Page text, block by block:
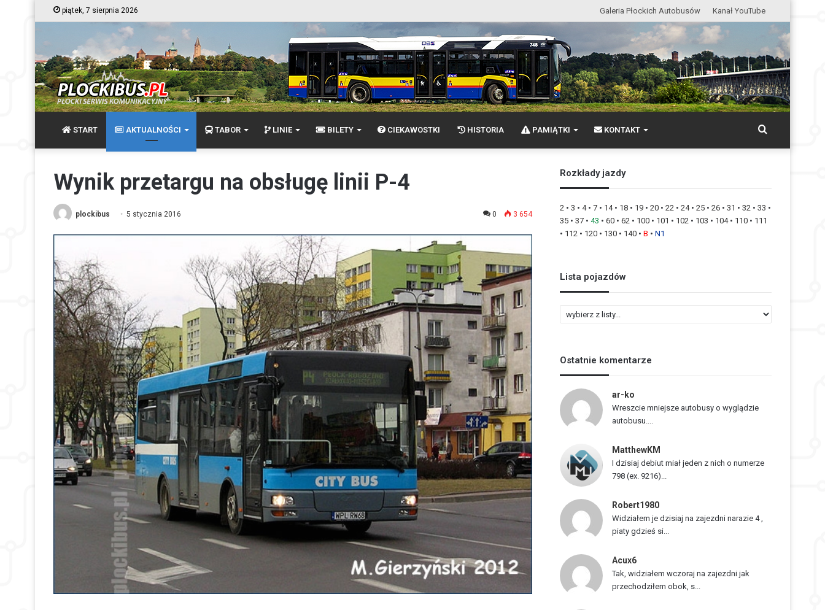
piątek, 7 sierpnia 2026 Galeria Płockich Autobusów Kanał YouTube
START AKTUALNOŚCI TABOR LINIE BILETY CIEKAWOSTKI HISTORIA PAMIĄTKI KONTAKT Wyszukaj
Wynik przetargu na obsługę linii P-4
plockibus 5 stycznia 2016 0 3 654
Rozkłady jazdy
2 •3 •4•7 • 14• 18 • 19 •20 •22 •24•25 •26 •31 •32 •33 •
35 •37 •43 •60 •62 • 100 • 101 • 102 • 103 • 104• 110 • 111
• 112 • 120 • 130 • 140 •B •N1
Lista pojazdów
i
a
p
j
a
Ostatnie komentarze
ar-ko
Wreszcie mniejsze autobusy o wyglądzie
autobusu....
MatthewKM
I dzisiaj debiut miał jeden z nich o numerze
798 (ex. 9216)...
Robert1980
Widziałem je dzisiaj na zajezdni narazie 4 ,
piaty gdzieś si...
Acux6
Tak, widziałem wczoraj na zajezdni jak
przechodziłem obok, s...